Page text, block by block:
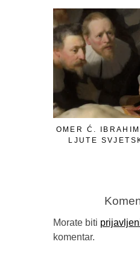
OMER Ć.
LJUTE
Morate biti
komentar.